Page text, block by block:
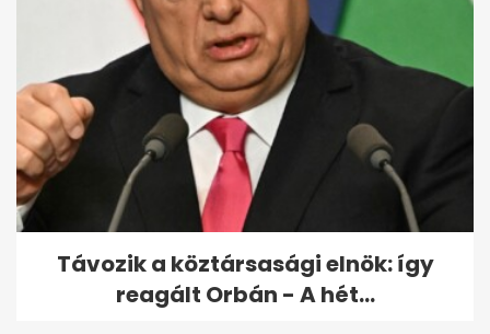
Veréb Tamás távozik az
Operettszínháztól
Távozik a köztársasági elnök: így
reagált Orbán - A hét...